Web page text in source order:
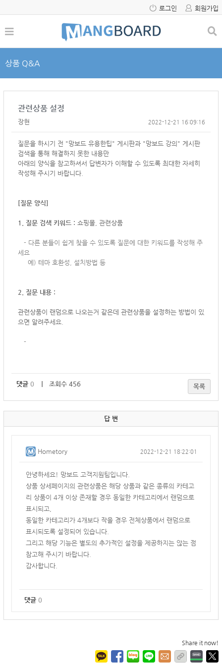
로그인 회원가입
상품 Q&A
관련상품 설정
장현 2022-12-21 16:09:16
질문을 하시기 전 "망보드 유용한팁" 게시판과 "망보드 강의" 게시판
검색을 통해 해결하지 못한 내용만
아래의 양식을 참고하셔서 답변자가 이해할 수 있도록 최대한 자세히
작성해 주시기 바랍니다.
[질문 양식]
1. 질문 검색 키워드 : 쇼핑몰, 관련상품
- 다른 분들이 쉽게 찾을 수 있도록 질문에 대한 키워드를 작성해 주
세요
예) 테마 호환성, 설치방법 등
2. 질문 내용 :
관련상품이 랜덤으로 나오는거 같은데 관련상품을 설정하는 방법이 있
으면 알려주세요.
-
댓글 0 ｜ 조회수 456 목록
답 변
Hometory 2022-12-21 18:22:01
안녕하세요! 망보드 고객지원팀입니다.
상품 상세페이지의 관련상품은 해당 상품과 같은 종류의 카테고
리 상품이 4개 이상 존재할 경우 동일한 카테고리에서 랜덤으로
표시되고,
동일한 카테고리가 4개보다 작을 경우 전체상품에서 랜덤으로
표시되도록 설정되어 있습니다.
그리고 해당 기능은 별도의 추가적인 설정을 제공하지는 않는 점
참고해 주시기 바랍니다.
감사합니다.
댓글 0
Share it now!